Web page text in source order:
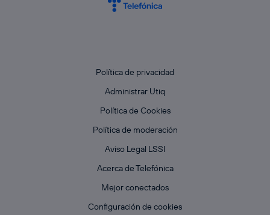
Política de privacidad
Administrar Utiq
Política de Cookies
Política de moderación
Aviso Legal LSSI
Acerca de Telefónica
Mejor conectados
Configuración de cookies